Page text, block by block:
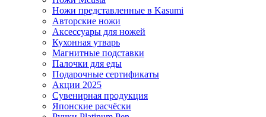
Ножи представленные в Kasumi
Авторские ножи
Аксессуары для ножей
Кухонная утварь
Магнитные подставки
Палочки для еды
Подарочные сертификаты
Акции 2025
Сувенирная продукция
Японские расчёски